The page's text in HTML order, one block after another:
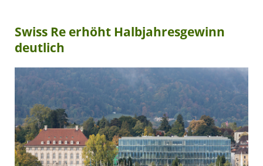
Swiss Re erhöht Halbjahresgewinn
deutlich